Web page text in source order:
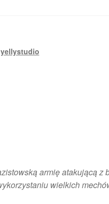
yellystudio
armię atakującą z
wielkich